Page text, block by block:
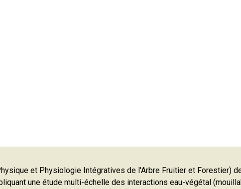
et Physiologie Intégratives de l'Arbre Fruitier et Forestier)
une étude multi-échelle des interactions eau-végétal